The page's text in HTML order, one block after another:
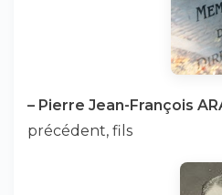
– Pierre Jean-François
précédent, fils